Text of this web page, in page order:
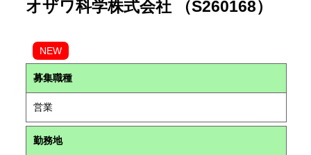
オザワ科学株式会社 （S260168）
NEW
募集職種
営業
勤務地